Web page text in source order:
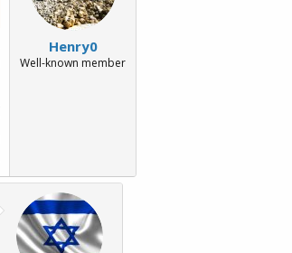
Henry0
Well-known member